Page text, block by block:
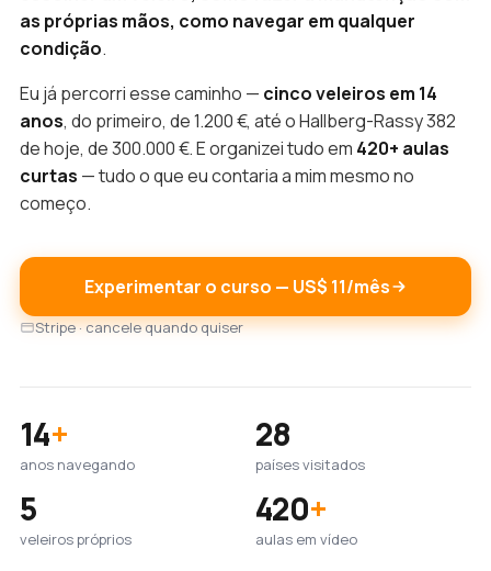
as próprias mãos, como navegar em qualquer
condição.
Eu já percorri esse caminho — cinco veleiros em 14
anos, do primeiro, de 1.200 €, até o Hallberg-Rassy 382
de hoje, de 300.000 €. E organizei tudo em 420+ aulas
curtas — tudo o que eu contaria a mim mesmo no
começo.
Experimentar o curso — US$ 11/mês
Stripe · cancele quando quiser
14+
anos navegando
28
países visitados
5
veleiros próprios
420+
aulas em vídeo